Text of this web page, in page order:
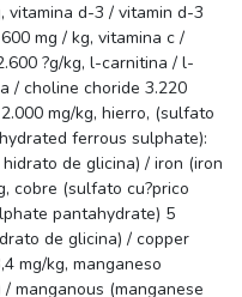
vitamina d-3 / vitamin d-3
mg / kg, vitamina c /
?g/kg, l-carnitina / l-
/ choline choride 3.220
mg/kg, hierro, (sulfato
ferrous sulphate):
de glicina) / iron (iron
cobre (sulfato cu?prico
pantahydrate) 5
de glicina) / copper
mg/kg, manganeso
manganous (manganese